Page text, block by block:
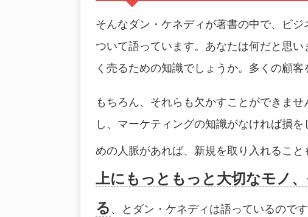
そんなダン・ケネディが著書の中で、ビ
ついて語っています。あなたは何だと思
く売るための知識でしょうか。多くの顧客
もちろん、それらも欠かすことができま
し、マーケティングの知識がなければ損
めの人脈があれば、新規を取り入れること
上にもっともっと大切なモノ
る 、とダン・ケネディは語っているのです